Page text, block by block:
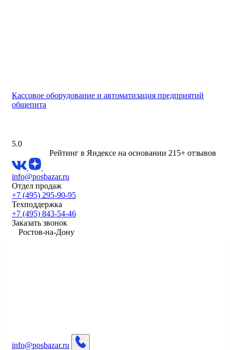
Кассовое оборудование и автоматизация предприятий
общепита
5.0
Рейтинг в Яндексе на основании 215+ отзывов
info@posbazar.ru
Отдел продаж
+7 (495) 295-90-95
Техподдержка
+7 (495) 843-54-46
Заказать звонок
​Ростов-на-Дону
info@posbazar.ru